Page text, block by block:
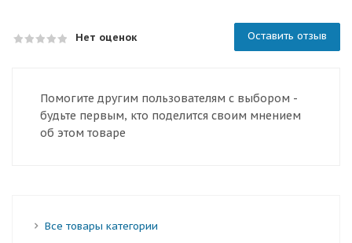
Нет оценок Оставить отзыв
Помогите другим пользователям с выбором -
будьте первым, кто поделится своим мнением
об этом товаре
Все товары категории